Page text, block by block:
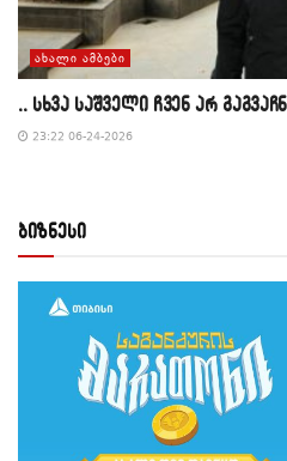
ᲐᲮᲐᲚᲘ ᲐᲛᲑᲔᲑᲘ
,, სხვა საშველი ჩვენ არ
23:22 06-24-2026
ბიზნესი